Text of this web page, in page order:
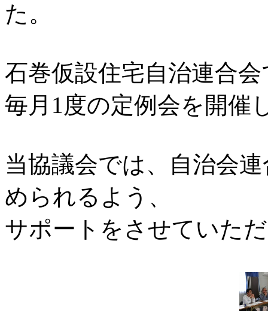
た。
石巻仮設住宅自治連合
毎月1度の定例会を開催
当協議会では、自治会
められるよう、
サポートをさせていた